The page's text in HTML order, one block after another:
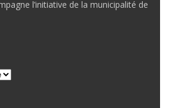
l’initiative de la municipalité de